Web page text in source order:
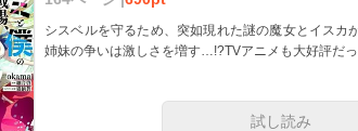
シスベルを守るため、突如現れた謎の魔女とイス
姉妹の争いは激しさを増す…!?TVアニメも大好評だ
試し読み